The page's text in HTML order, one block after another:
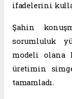
ifadelerini
Şahin
sorumluluk
modeli olana
üretimin
tamamladı.